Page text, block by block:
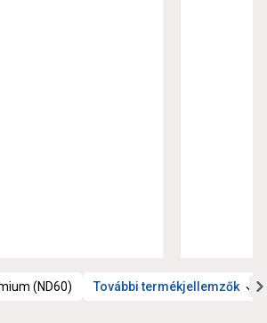
(ND60) További termékjellemzők